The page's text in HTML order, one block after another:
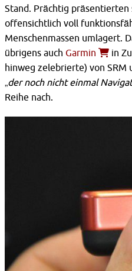
Stand. Prächtig präsentierten
offensichtlich voll
Menschenmassen umlagert.
übrigens auch Garmin
in
hinweg zelebrierte) von SRM
„der noch nicht einmal
Reihe nach.